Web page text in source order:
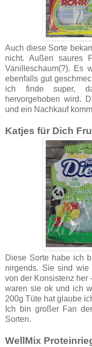
Auch diese Sorte
nicht. Außen saures
Vanilleschaum(?). Es
ebenfalls gut
ich finde super,
hervorgehoben wird.
und ein Nachkauf
Katjes für Dich
Diese Sorte habe ich
nirgends. Sie sind wie
von der Konsistenz her
waren sie ok und ich
200g Tüte hat glaube
Ich bin großer Fan
Sorten.
WellMix